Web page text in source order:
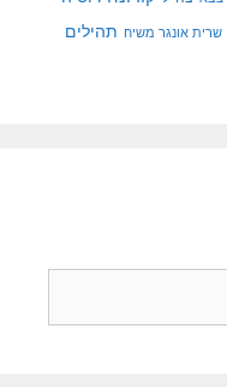
שרית אונגר משיח תהילים